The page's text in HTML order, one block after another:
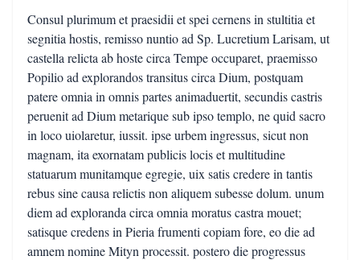
Consul plurimum et praesidii et spei cernens in stultitia et
segnitia hostis, remisso nuntio ad Sp. Lucretium Larisam, ut
castella relicta ab hoste circa Tempe occuparet, praemisso
Popilio ad explorandos transitus circa Dium, postquam
patere omnia in omnis partes animaduertit, secundis castris
peruenit ad Dium metarique sub ipso templo, ne quid sacro
in loco uiolaretur, iussit. ipse urbem ingressus, sicut non
magnam, ita exornatam publicis locis et multitudine
statuarum munitamque egregie, uix satis credere in tantis
rebus sine causa relictis non aliquem subesse dolum. unum
diem ad exploranda circa omnia moratus castra mouet;
satisque credens in Pieria frumenti copiam fore, eo die ad
amnem nomine Mityn processit. postero die progressus